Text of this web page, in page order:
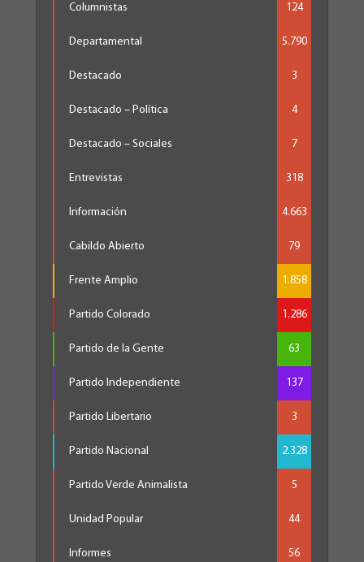
Columnistas 124
Departamental 5.790
Destacado 3
Destacado – Política 4
Destacado – Sociales 7
Entrevistas 318
Información 4.663
Cabildo Abierto 79
Frente Amplio 1.858
Partido Colorado 1.286
Partido de la Gente 63
Partido Independiente 137
Partido Libertario 3
Partido Nacional 2.328
Partido Verde Animalista 5
Unidad Popular 44
Informes 56